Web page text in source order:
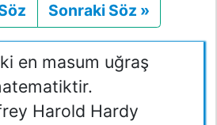
Önceki
Sonraki Söz »
en masum uğraş
Harold Hardy